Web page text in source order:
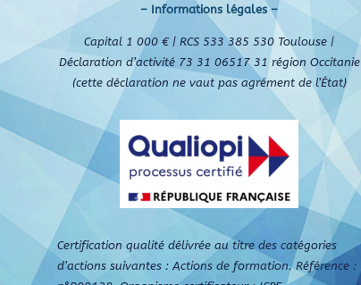
– Informations légales –
Capital 1 000 € | RCS 533 385 530 Toulouse |
Déclaration d’activité 73 31 06517 31 région Occitanie
(cette déclaration ne vaut pas agrément de l’État)
Certification qualité délivrée au titre des catégories
d’actions suivantes : Actions de formation. Référence :